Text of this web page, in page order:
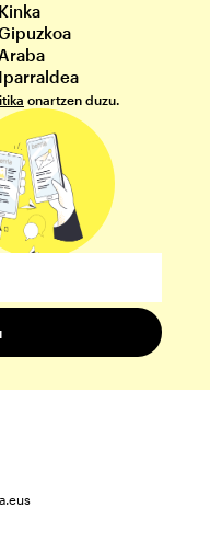
Kinka
Iparraldea
onartzen duzu.